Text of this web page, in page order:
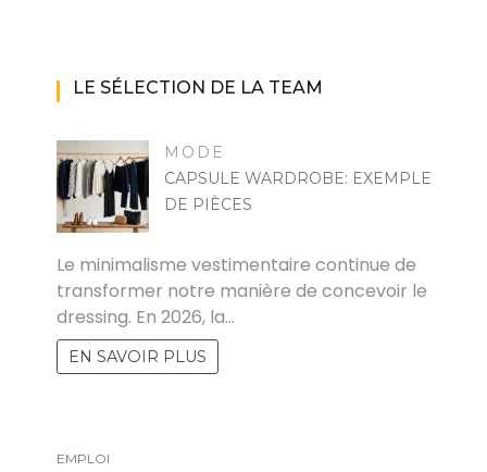
LE SÉLECTION DE LA TEAM
MODE
CAPSULE WARDROBE: EXEMPLE
DE PIÈCES
Le minimalisme vestimentaire continue de
transformer notre manière de concevoir le
dressing. En 2026, la…
EN SAVOIR PLUS
EMPLOI